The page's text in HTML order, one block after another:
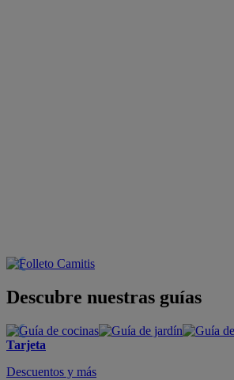
Descubre nuestras guías
Tarjeta
Descuentos y más